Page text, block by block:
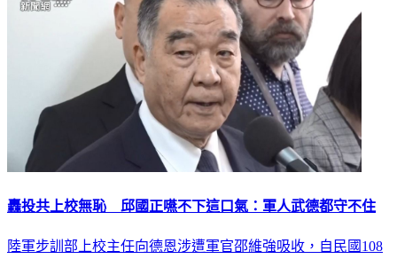
轟投共上校無恥 邱國正嚥不下這口氣：軍人武德都守不住
陸軍步訓部上校主任向德恩涉遭軍官邵維強吸收，自民國108